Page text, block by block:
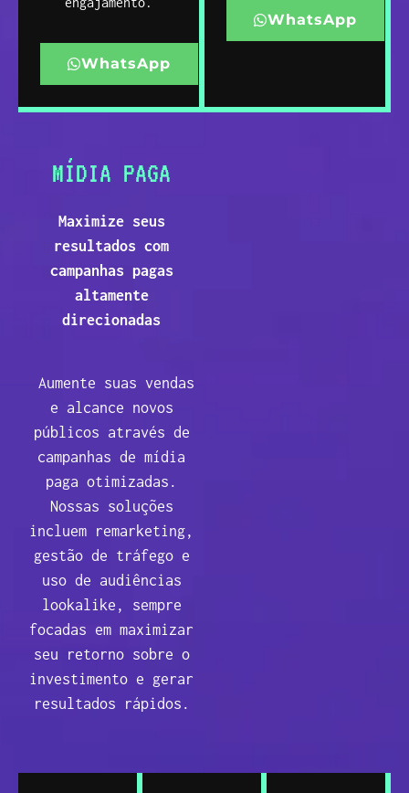
WhatsApp
WhatsApp
MÍDIA PAGA
Maximize seus
resultados com
campanhas pagas
altamente
direcionadas
Aumente suas vendas
e alcance novos
públicos através de
campanhas de mídia
paga otimizadas.
Nossas soluções
incluem remarketing,
gestão de tráfego e
uso de audiências
lookalike, sempre
focadas em maximizar
seu retorno sobre o
investimento e gerar
resultados rápidos.